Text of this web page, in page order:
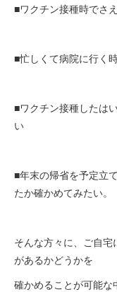
■ワクチン接種時でさ
■忙しくて病院に行く
■ワクチン接種したは
い
■年末の帰省を予定立
たか確かめてみたい。
そんな方々に、ご自
があるかどうかを
確かめることが可能な